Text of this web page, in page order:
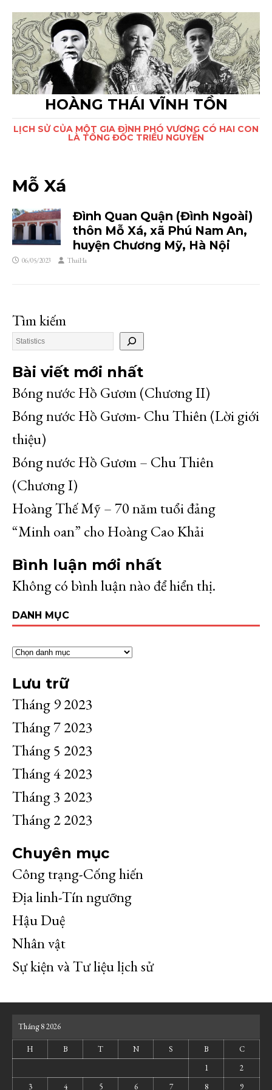
HOÀNG THÁI VĨNH TỒN
LỊCH SỬ CỦA MỘT GIA ĐÌNH PHÓ VƯƠNG CÓ HAI CON
LÀ TỔNG ĐỐC TRIỀU NGUYỄN
Mỗ Xá
Đình Quan Quận (Đình Ngoài)
thôn Mỗ Xá, xã Phú Nam An,
huyện Chương Mỹ, Hà Nội
06/05/2023 ThaiHa
Tìm kiếm
Bài viết mới nhất
Bóng nước Hồ Gươm (Chương II)
Bóng nước Hồ Gươm- Chu Thiên (Lời giới
thiệu)
Bóng nước Hồ Gươm – Chu Thiên
(Chương I)
Hoàng Thế Mỹ – 70 năm tuổi đảng
“Minh oan” cho Hoàng Cao Khải
Bình luận mới nhất
Không có bình luận nào để hiển thị.
DANH MỤC
Lưu trữ
Tháng 9 2023
Tháng 7 2023
Tháng 5 2023
Tháng 4 2023
Tháng 3 2023
Tháng 2 2023
Chuyên mục
Công trạng-Cống hiến
Địa linh-Tín ngưỡng
Hậu Duệ
Nhân vật
Sự kiện và Tư liệu lịch sử
Tháng 8 2026
H B T N S B
C
1
2
3
4 5 6 7 8 9